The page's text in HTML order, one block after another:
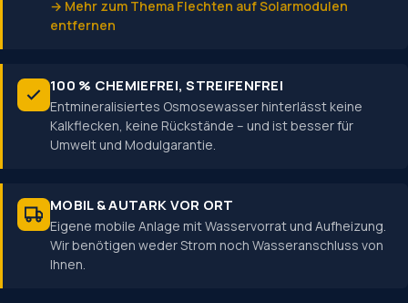
→ Mehr zum Thema Flechten auf Solarmodulen
entfernen
100 % CHEMIEFREI, STREIFENFREI
Entmineralisiertes Osmosewasser hinterlässt keine
Kalkflecken, keine Rückstände – und ist besser für
Umwelt und Modulgarantie.
MOBIL & AUTARK VOR ORT
Eigene mobile Anlage mit Wasservorrat und Aufheizung.
Wir benötigen weder Strom noch Wasseranschluss von
Ihnen.